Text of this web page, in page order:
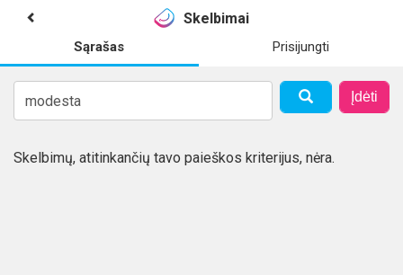
Skelbimai
Sąrašas Prisijungti
Įdėti
Skelbimų, atitinkančių tavo paieškos kriterijus, nėra.